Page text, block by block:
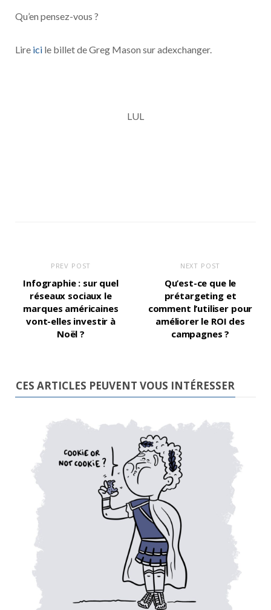
Qu’en pensez-vous ?
Lire ici le billet de Greg Mason sur adexchanger.
LUL
PREV POST
Infographie : sur quel
réseaux sociaux le
marques américaines
vont-elles investir à
Noël ?
NEXT POST
Qu’est-ce que le
prétargeting et
comment l’utiliser pour
améliorer le ROI des
campagnes ?
CES ARTICLES PEUVENT VOUS INTÉRESSER